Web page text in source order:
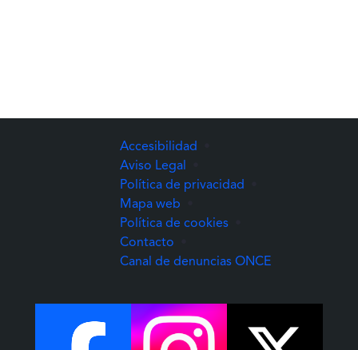
Accesibilidad
Aviso Legal
Política de privacidad
Mapa web
Política de cookies
Contacto
Canal de denuncias ONCE(Abre una